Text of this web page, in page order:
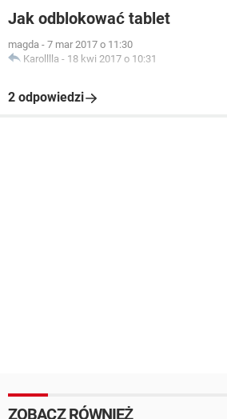
Jak odblokować tablet
magda - 7 mar 2017 o 11:30
Karolllla - 18 kwi 2017 o 10:31
2 odpowiedzi
ZOBACZ RÓWNIEŻ